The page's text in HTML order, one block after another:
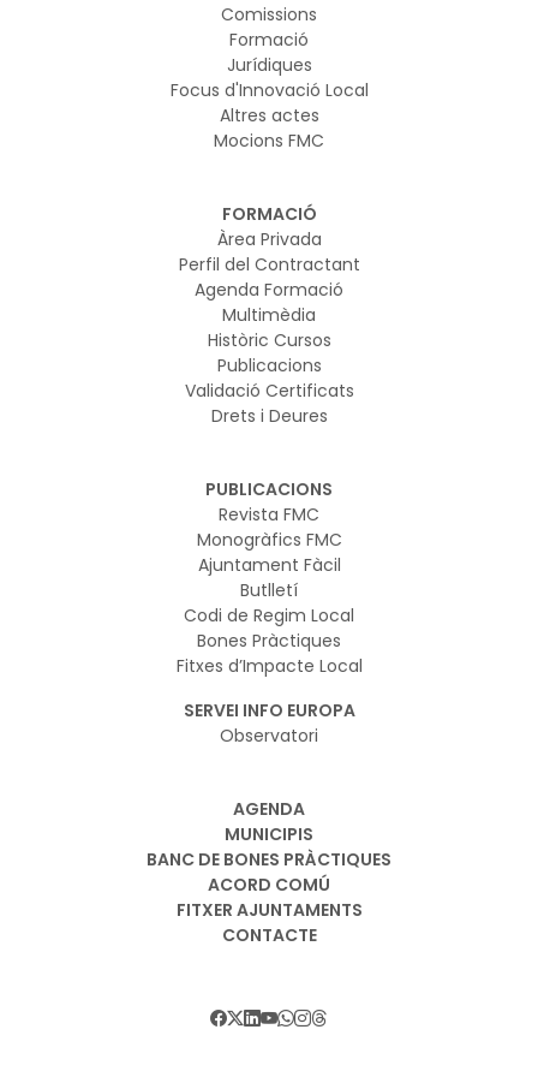
Comissions
Formació
Jurídiques
Focus d'Innovació Local
Altres actes
Mocions FMC
FORMACIÓ
Àrea Privada
Perfil del Contractant
Agenda Formació
Multimèdia
Històric Cursos
Publicacions
Validació Certificats
Drets i Deures
PUBLICACIONS
Revista FMC
Monogràfics FMC
Ajuntament Fàcil
Butlletí
Codi de Regim Local
Bones Pràctiques
Fitxes d’Impacte Local
SERVEI INFO EUROPA
Observatori
AGENDA
MUNICIPIS
BANC DE BONES PRÀCTIQUES
ACORD COMÚ
FITXER AJUNTAMENTS
CONTACTE